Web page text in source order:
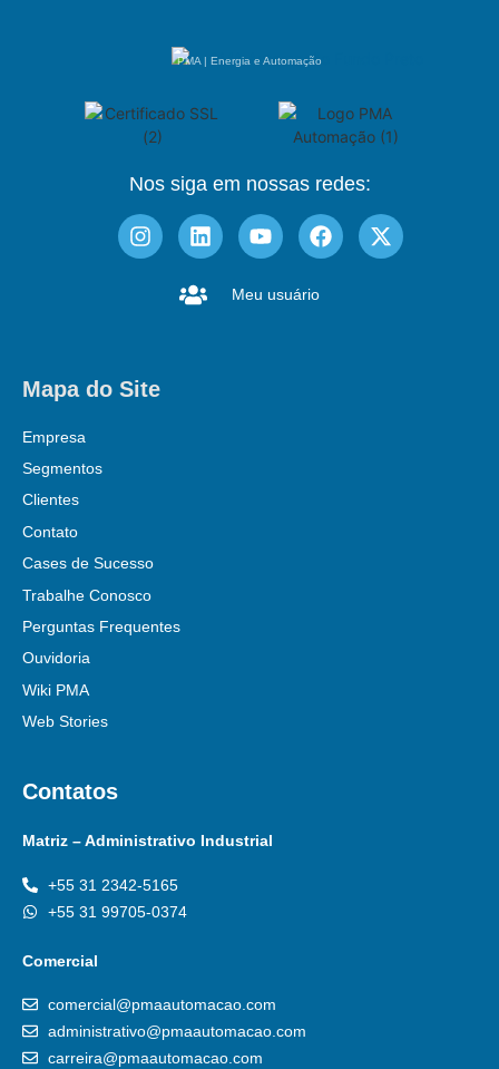
PMA | Energia e Automação
Nos siga em nossas redes:
Meu usuário
Mapa do Site
Empresa
Segmentos
Clientes
Contato
Cases de Sucesso
Trabalhe Conosco
Perguntas Frequentes
Ouvidoria
Wiki PMA
Web Stories
Contatos
Matriz – Administrativo Industrial
+55 31 2342-5165
+55 31 99705-0374
Comercial
comercial@pmaautomacao.com
administrativo@pmaautomacao.com
carreira@pmaautomacao.com